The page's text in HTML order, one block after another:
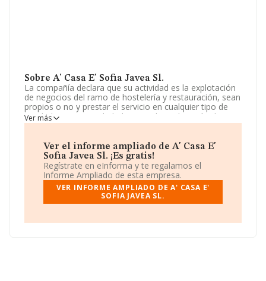
Sobre A' Casa E' Sofia Javea Sl.
La compañía declara que su actividad es la explotación
de negocios del ramo de hostelería y restauración, sean
propios o no y prestar el servicio en cualquier tipo de
entidad y, en general, dedicarse a la explotación de
cualquier negocio de servicio de alimentos preparados y
establecimien. La empresa aparece inscrita en el
Registro Mercantil como Sociedad Limitada. Clasifica su
actividad CNAE como '%cnae%', código 5611. La
sociedad no tiene actividad en mercados exteriores.
La web eswww.acasaesofia.com.
B56634983, tiene domicilio fiscal en Calle Canal Sur
Ver más
Ver el informe ampliado de A' Casa E'
Sofia Javea Sl. ¡Es gratis!
Regístrate en eInforma y te regalamos el
Informe Ampliado de esta empresa.
VER INFORME AMPLIADO DE A' CASA E'
SOFIA JAVEA SL.